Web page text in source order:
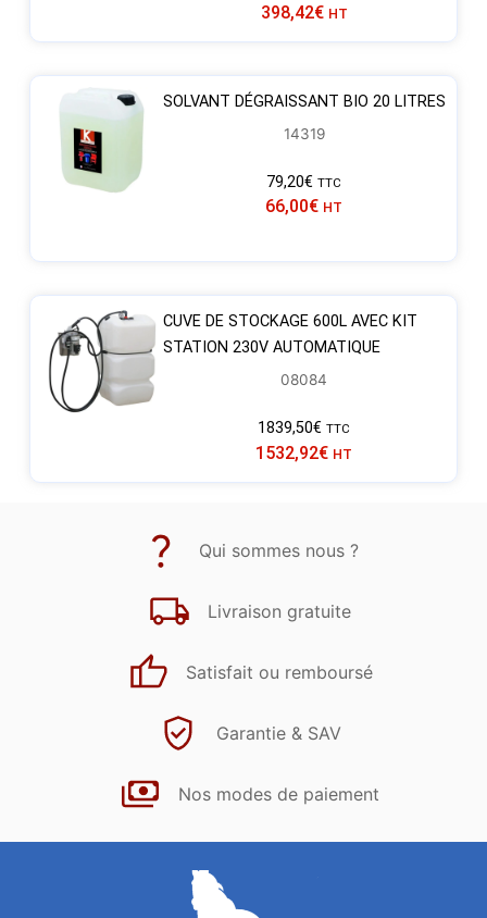
398,42€ HT
SOLVANT DÉGRAISSANT BIO 20 LITRES
14319
79,20€ TTC
66,00€ HT
CUVE DE STOCKAGE 600L AVEC KIT
STATION 230V AUTOMATIQUE
08084
1839,50€ TTC
1532,92€ HT
Qui sommes nous ?
Livraison gratuite
Satisfait ou remboursé
Garantie & SAV
Nos modes de paiement